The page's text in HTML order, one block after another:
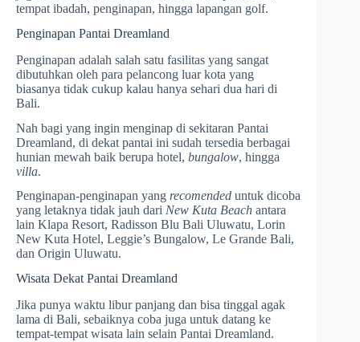
tempat ibadah, penginapan, hingga lapangan golf.
Penginapan Pantai Dreamland
Penginapan adalah salah satu fasilitas yang sangat
dibutuhkan oleh para pelancong luar kota yang
biasanya tidak cukup kalau hanya sehari dua hari di
Bali.
Nah bagi yang ingin menginap di sekitaran Pantai
Dreamland, di dekat pantai ini sudah tersedia berbagai
hunian mewah baik berupa hotel, bungalow, hingga
villa.
Penginapan-penginapan yang recomended untuk dicoba
yang letaknya tidak jauh dari New Kuta Beach antara
lain Klapa Resort, Radisson Blu Bali Uluwatu, Lorin
New Kuta Hotel, Leggie’s Bungalow, Le Grande Bali,
dan Origin Uluwatu.
Wisata Dekat Pantai Dreamland
Jika punya waktu libur panjang dan bisa tinggal agak
lama di Bali, sebaiknya coba juga untuk datang ke
tempat-tempat wisata lain selain Pantai Dreamland.